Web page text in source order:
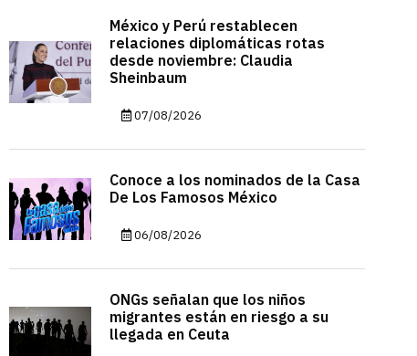
México y Perú restablecen
relaciones diplomáticas rotas
desde noviembre: Claudia
Sheinbaum
07/08/2026
Conoce a los nominados de la Casa
De Los Famosos México
06/08/2026
ONGs señalan que los niños
migrantes están en riesgo a su
llegada en Ceuta